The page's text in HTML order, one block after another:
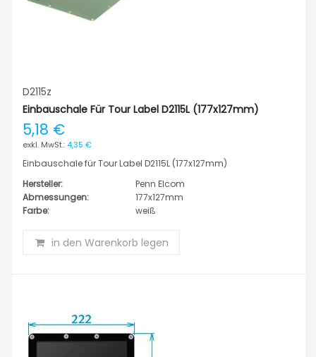
D2115z
Einbauschale Für Tour Label D2115L (177x127mm)
5,18 €
4,35 €
Einbauschale für Tour Label D2115L (177x127mm)
Hersteller:
Penn Elcom
Abmessungen:
177x127mm
Farbe:
weiß
in den Warenkorb legen